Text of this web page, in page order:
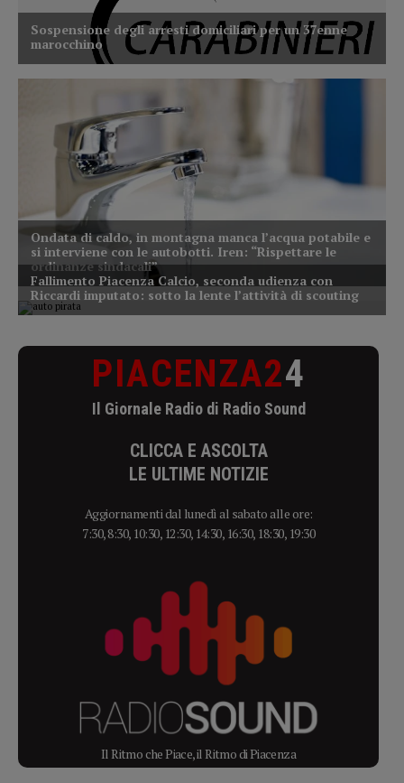
PIACENZA24
Il Giornale Radio di Radio Sound
CLICCA E ASCOLTA
LE ULTIME NOTIZIE
Aggiornamenti dal lunedì al sabato alle ore:
7:30, 8:30, 10:30, 12:30, 14:30, 16:30, 18:30, 19:30
Il Ritmo che Piace, il Ritmo di Piacenza